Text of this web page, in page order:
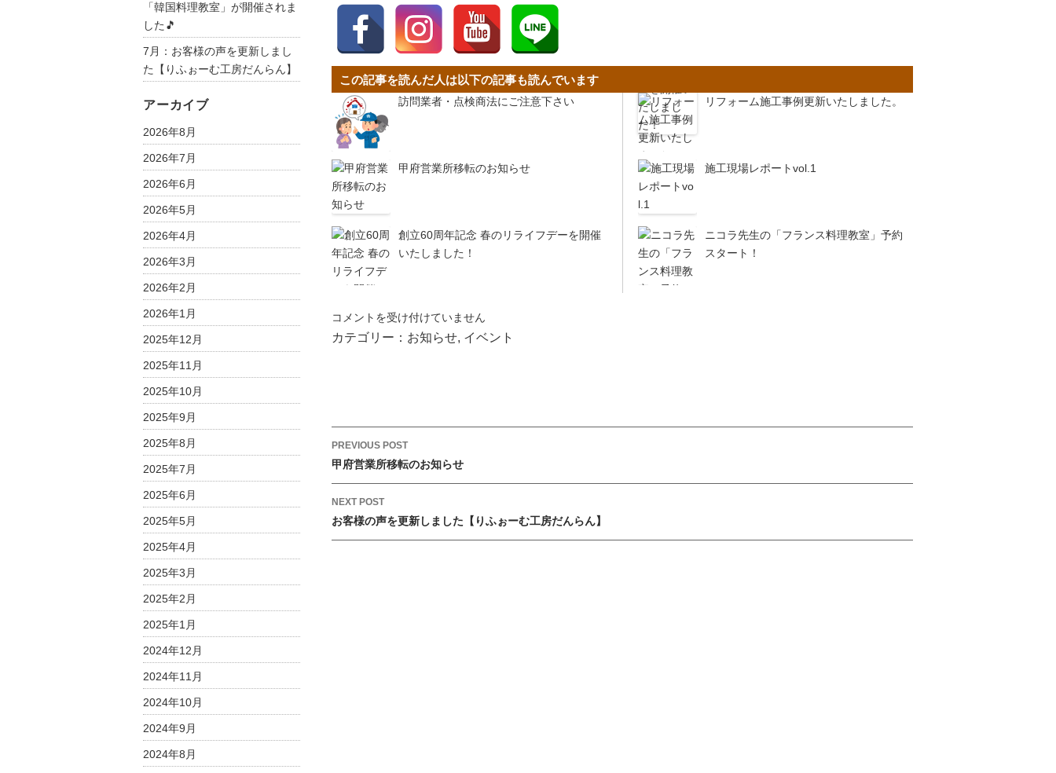
この記事を読んだ人は以下の記事も読んでいます
訪問業者・点検商法にご注意下さい
甲府営業所移転のお知らせ
創立60周年記念 春のリライフデーを開催
いたしました！
リフォーム施工事例更新いたしました。
施工現場レポートvol.1
ニコラ先生の「フランス料理教室」予約
スタート！
【再
掲】
プ
ラ
ザ
講
座
コメントを受け付けていません
カテゴリー： お知らせ, イベント
P
o
s
t
n
a
PREVIOUS POST
甲府営業所移転のお知らせ
NEXT POST
お客様の声を更新しました【りふぉーむ工房だんらん】
「韓国料理教室」が開催されま
した🎵
7月：お客様の声を更新しまし
た【りふぉーむ工房だんらん】
アーカイブ
2026年8月
2026年7月
2026年6月
2026年5月
2026年4月
2026年3月
2026年2月
2026年1月
2025年12月
2025年11月
2025年10月
2025年9月
2025年8月
2025年7月
2025年6月
2025年5月
2025年4月
2025年3月
2025年2月
2025年1月
2024年12月
2024年11月
2024年10月
2024年9月
2024年8月